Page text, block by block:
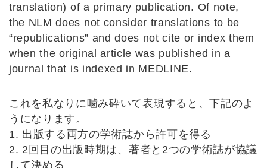
translation) of a primary publication. Of note,
the NLM does not consider translations to be
“republications” and does not cite or index them
when the original article was published in a
journal that is indexed in MEDLINE.
これを私なりに噛み砕いて表現すると、下記のよ
うになります。
1. 出版する両方の学術誌から許可を得る
2. 2回目の出版時期は、著者と2つの学術誌が協議
して決める